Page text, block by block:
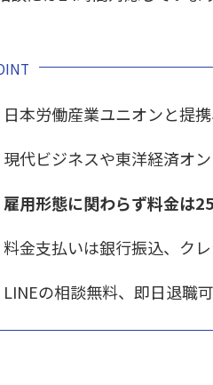
日本労働産業ユニオンと提
現代ビジネスや東洋経済オ
雇用形態に関わらず料金は
料金支払いは銀行振込、ク
LINEの相談無料、即日退職